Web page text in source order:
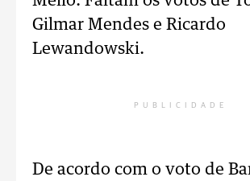
Gilmar Mendes e Ricardo
Lewandowski.
PUBLICIDADE
De acordo com o voto de